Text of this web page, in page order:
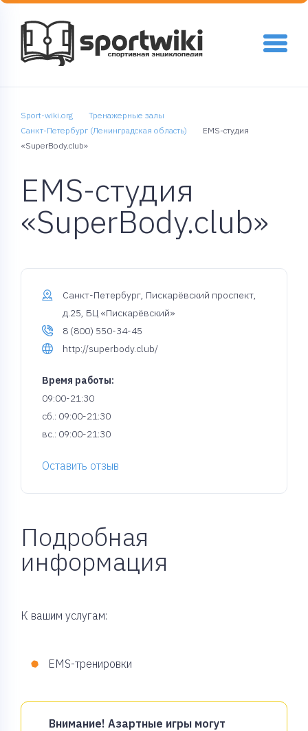
Sport-wiki.org
Тренажерные залы
Санкт-Петербург (Ленинградская область)
EMS-студия
«SuperBody.club»
EMS-студия
«SuperBody.club»
Санкт-Петербург, Пискарёвский проспект,
д.25, БЦ «Пискарёвский»
8 (800) 550-34-45
http://superbody.club/
Время работы:
09:00-21:30
сб.: 09:00-21:30
вс.: 09:00-21:30
Оставить отзыв
Подробная
информация
К вашим услугам:
EMS-тренировки
Внимание! Азартные игры могут